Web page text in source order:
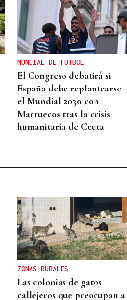
MUNDIAL DE FUTBOL
El Congreso debatirá si
España debe replantearse
el Mundial 2030 con
Marruecos tras la crisis
humanitaria de Ceuta
ZONAS RURALES
Las colonias de gatos
callejeros que preocupan a